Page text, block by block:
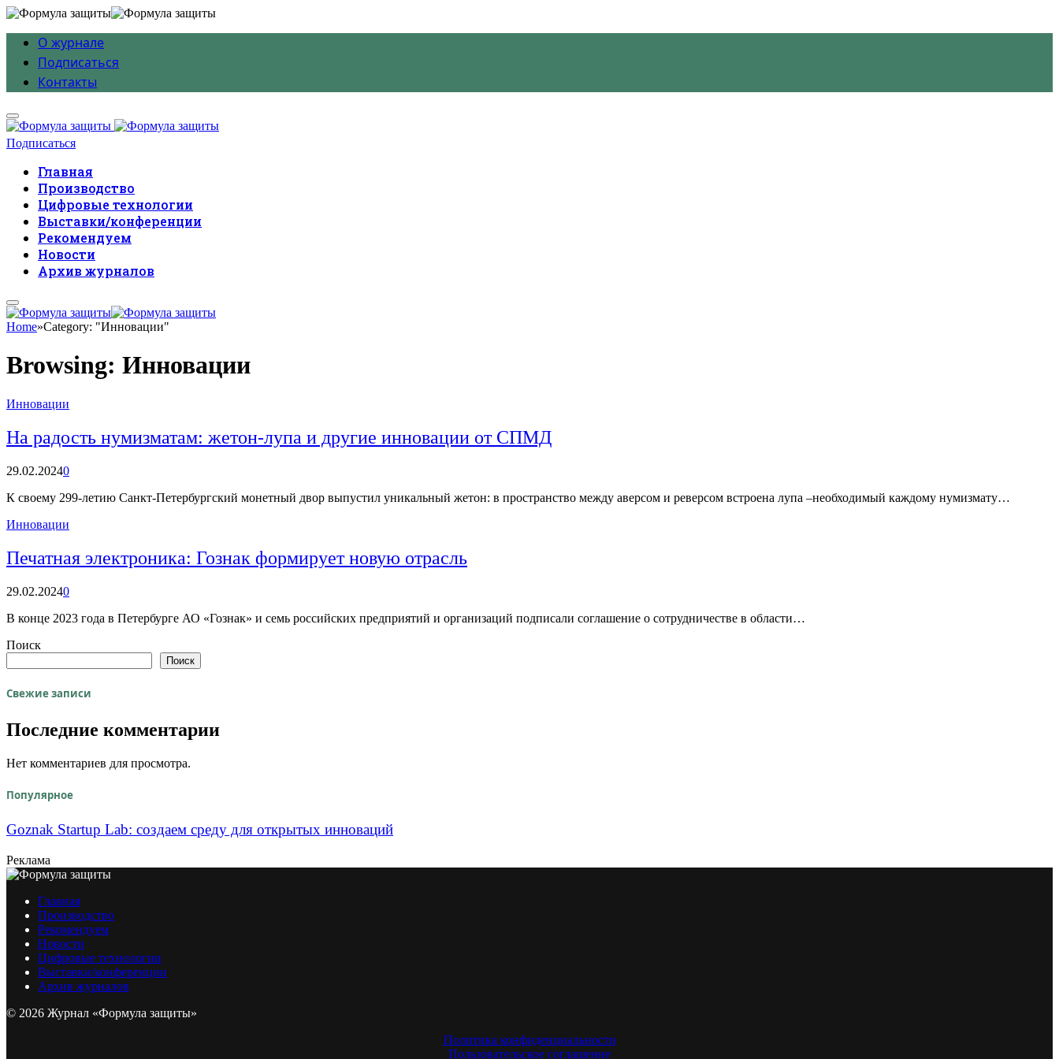
О журнале
Подписаться
Контакты
Подписаться
Главная
Производство
Цифровые технологии
Выставки/конференции
Рекомендуем
Новости
Архив журналов
Home»Category: "Инновации"
Browsing: Инновации
Инновации
На радость нумизматам: жетон-лупа и другие инновации от СПМД
29.02.20240
К своему 299-летию Санкт-Петербургский монетный двор выпустил уникальный жетон: в пространство между аверсом и реверсом встроена лупа –необходимый каждому нумизмату…
Инновации
Печатная электроника: Гознак формирует новую отрасль
29.02.20240
В конце 2023 года в Петербурге АО «Гознак» и семь российских предприятий и организаций подписали соглашение о сотрудничестве в области…
Поиск
Поиск
Свежие записи
Последние комментарии
Нет комментариев для просмотра.
Популярное
Goznak Startup Lab: создаем среду для открытых инноваций
Реклама
Главная
Производство
Рекомендуем
Новости
Цифровые технологии
Выставки/конференции
Архив журналов
© 2026 Журнал «Формула защиты»
Политика конфиденциальности
Пользовательское соглашение